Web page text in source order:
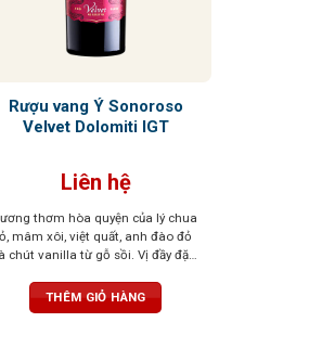
Rượu vang Ý Sonoroso
Velvet Dolomiti IGT
Liên hệ
thơm hòa quyện của lý chua
mâm xôi, việt quất, anh đào đỏ
chút vanilla từ gỗ sồi. Vị đầy đặn,
Màu sắc đỏ sâu, đậm đà,
hút
THÊM GIỎ HÀNG